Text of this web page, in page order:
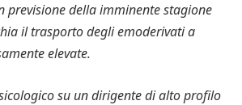
previsione della imminente stagione
il trasporto degli emoderivati a
elevate.
su un dirigente di alto profilo